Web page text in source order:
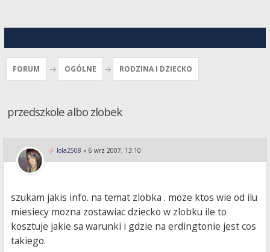
FORUM OGÓLNE RODZINA I DZIECKO
przedszkole albo zlobek
lola2508 » 6 wrz 2007, 13:10
szukam jakis info. na temat zlobka . moze ktos wie od ilu
miesiecy mozna zostawiac dziecko w zlobku ile to
kosztuje jakie sa warunki i gdzie na erdingtonie jest cos
takiego.